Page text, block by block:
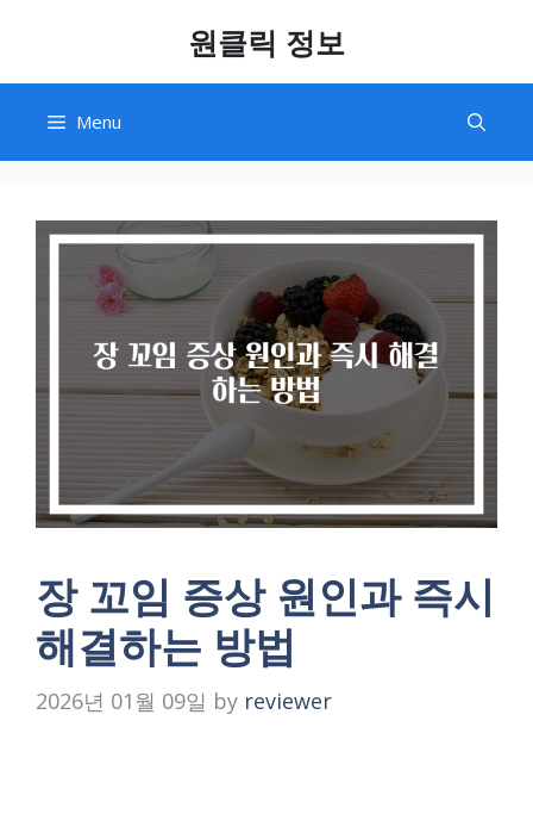
content
원클릭 정보
Menu
장 꼬임 증상 원인과 즉시
해결하는 방법
2026년 01월 09일 by reviewer